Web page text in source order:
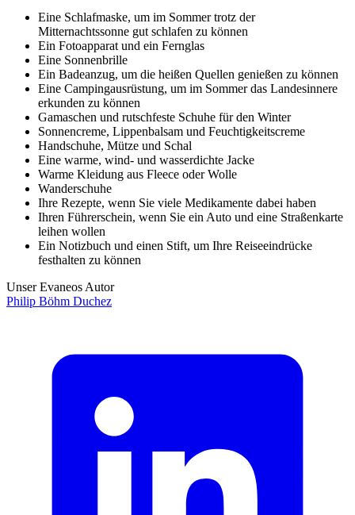
Eine Schlafmaske, um im Sommer trotz der
Mitternachtssonne gut schlafen zu können
Ein Fotoapparat und ein Fernglas
Eine Sonnenbrille
Ein Badeanzug, um die heißen Quellen genießen zu können
Eine Campingausrüstung, um im Sommer das Landesinnere
erkunden zu können
Gamaschen und rutschfeste Schuhe für den Winter
Sonnencreme, Lippenbalsam und Feuchtigkeitscreme
Handschuhe, Mütze und Schal
Eine warme, wind- und wasserdichte Jacke
Warme Kleidung aus Fleece oder Wolle
Wanderschuhe
Ihre Rezepte, wenn Sie viele Medikamente dabei haben
Ihren Führerschein, wenn Sie ein Auto und eine Straßenkarte
leihen wollen
Ein Notizbuch und einen Stift, um Ihre Reiseeindrücke
festhalten zu können
Unser Evaneos Autor
Philip Böhm Duchez